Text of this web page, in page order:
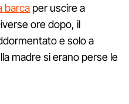
barca per uscire a
ore dopo, il
e solo a
madre si erano perse le